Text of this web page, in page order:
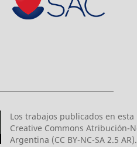
Los trabajos publicados en
Creative Commons Atribución-
Argentina (CC BY-NC-SA 2.5 AR).